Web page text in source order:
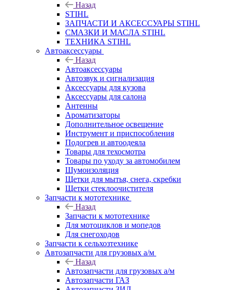
Назад
STIHL
ЗАПЧАСТИ И АКСЕССУАРЫ STIHL
СМАЗКИ И МАСЛА STIHL
ТЕХНИКА STIHL
Автоаксессуары
Назад
Автоаксессуары
Автозвук и сигнализация
Аксессуары для кузова
Аксессуары для салона
Антенны
Ароматизаторы
Дополнительное освещение
Инструмент и приспособления
Подогрев и автоодеяла
Товары для техосмотра
Товары по уходу за автомобилем
Шумоизоляция
Щетки для мытья, снега, скребки
Щетки стеклоочистителя
Запчасти к мототехнике
Назад
Запчасти к мототехнике
Для мотоциклов и мопедов
Для снегоходов
Запчасти к сельхозтехнике
Автозапчасти для грузовых а/м
Назад
Автозапчасти для грузовых а/м
Автозапчасти ГАЗ